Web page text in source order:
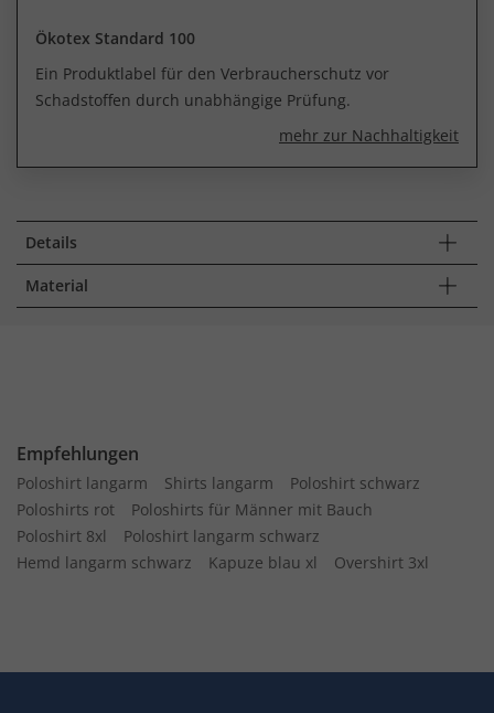
Ökotex Standard 100
Ein Produktlabel für den Verbraucherschutz vor
Schadstoffen durch unabhängige Prüfung.
mehr zur Nachhaltigkeit
Details
Material
Empfehlungen
Poloshirt langarm Shirts langarm
Poloshirt schwarz
Poloshirts rot
Poloshirts für Männer mit Bauch
Poloshirt 8xl
Poloshirt langarm schwarz
Hemd langarm schwarz
Kapuze blau xl Overshirt 3xl